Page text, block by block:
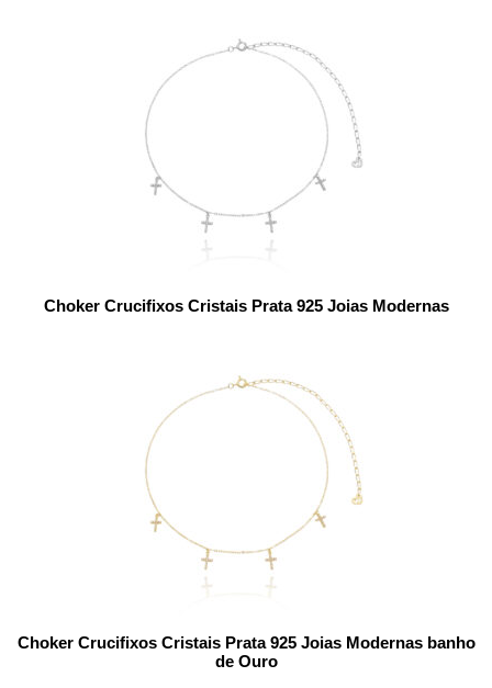
Choker Crucifixos Cristais Prata 925 Joias Modernas
Choker Crucifixos Cristais Prata 925 Joias Modernas banho
de Ouro